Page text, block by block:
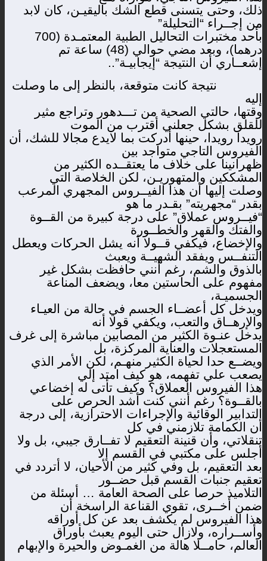
ذلك، وحتى يتسنى قطع الشك باليقيـن، كان لابد
من إجــراء “التحليلة”
بأحد مختبرات التحاليل الطبية المعتمـدة (700
درهما)، وبعد مضي حوالي (48) ساعة تم
إشعــاري أن النتيجة “إيجابيـة”..
نتيجة كانت متوقعة، بالنظر إلى ما وصلت
إليه
وقتها، حالتي الصحية من تـــدهور وتراجع مثير
للقلق بشكل جعلني أقترب من الموت
رويدا رويدا، حينها أدركت بما لايدع مجالا للشك، أن
الفيروس التاجي متواجد بين
ظهرانينا على خلاف ما يعتقــده الكثير من
المشككين والمتهوريـن، لكن الخلاصة التي
وصلت إليها أن هذا الفيــروس المجهري المرعب
بقدر “مجهريته” بقـدر ما هو
“فيــروس عملاق” على درجة كبيرة من القــوة
والفتك والقهر والخطــورة
والإخضاع، فيكفي قــولا أنه يشل الحركات ويعطل
التنفــس ويفقد الشهيــة ويعبث
بالذوق والشم، رغم أنني حافظت بشكل غير
مفهوم على الحاستين معا، ويضعف المناعة
الجسميـة،
ويدخل كل أعضــاء الجسم في حالة من العيـاء
والإرهــاق والتعب، ويكفي قولا أنه
يدخل عنـوة الكثير من المصابين مباشرة إلى غرف
المستعجلات والعناية المركزة، بل
ويضــع حدا لحياة الكثير منهـم، لكن الأمر الذي
يصعب علي تفهمه، هو كيف امتد إلي
هذا الفيروس العملاق؟ وكيف تأتى له إخضاعي
بالقــوة؟ رغم أنني كنت أشد الحرص على
التدابير الوقائية والإجراءات الاحترازية، إلى درجة
أن الكمامة تلازمني في كل
تنقلاتي، وأن قنينة التعقيم لا تفــارق جيبي، بل ولا
أجلس على مكتبي في القسم إلا
بعد التعقيم، بل وفي كثير من الأحيان، لا أتردد في
تعقيم جنبات القسم قبل حضــور
التلاميذ حرصا على الصحة العامة … أسئلة من
ضمن أخــرى، تقوي القناعة الراسخة أن
هذا الفيروس لم يكشف بعد عن كل أوراقه
وأســراره، ولازال حتى اليوم يعبث بأوراق
العالم، حامــلا هالة من الغمـوض والحيرة والإبهام